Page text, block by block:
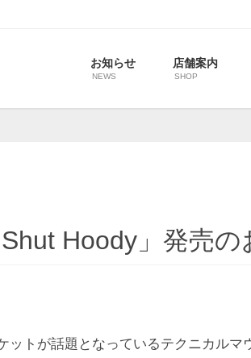
お知らせ
NEWS
店舗案内
SHOP
Hoody」発売
ットが話題となっているテクニカルマ